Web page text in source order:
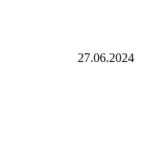
27.06.2024